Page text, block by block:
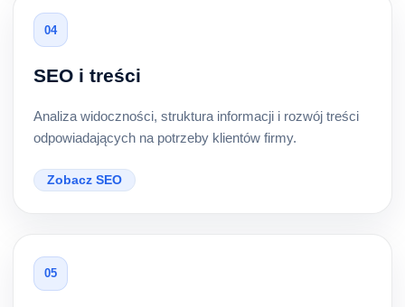
04
SEO i treści
Analiza widoczności, struktura informacji i rozwój treści
odpowiadających na potrzeby klientów firmy.
Zobacz SEO
05